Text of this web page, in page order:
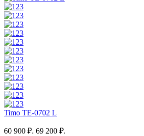
Timo TE-0702 L
60 900 ₽. 69 200 ₽.